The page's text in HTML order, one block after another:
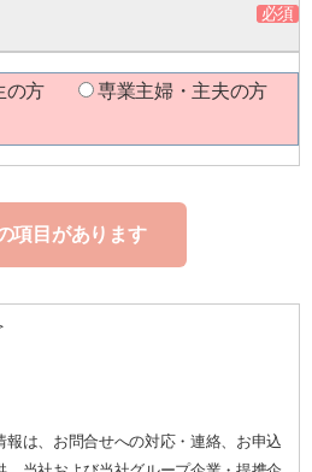
の方
専業主婦・主夫の方
項目があります
は、お問合せへの対応・連絡、お申込